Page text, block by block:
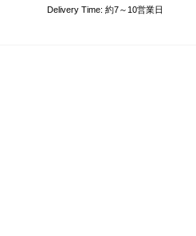
Delivery Time: 約7～10営業日